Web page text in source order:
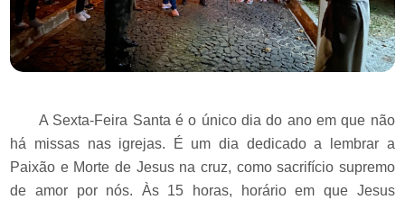
A Sexta-Feira Santa é o único dia do ano em que não
há missas nas igrejas. É um dia dedicado a lembrar a
Paixão e Morte de Jesus na cruz, como sacrifício supremo
de amor por nós. Às 15 horas, horário em que Jesus